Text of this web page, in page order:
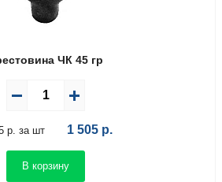
ЧК 45 гр
р. за шт 1 505 р.
В корзину